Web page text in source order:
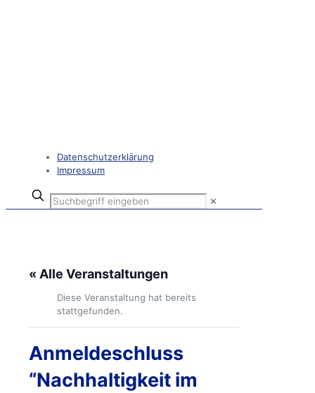
Datenschutzerklärung
Impressum
✕
« Alle Veranstaltungen
Diese Veranstaltung hat bereits
stattgefunden.
Anmeldeschluss
“Nachhaltigkeit im